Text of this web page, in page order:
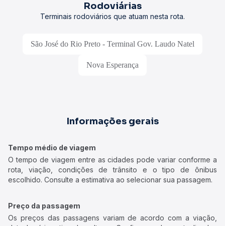
Rodoviárias
Terminais rodoviários que atuam nesta rota.
São José do Rio Preto - Terminal Gov. Laudo Natel
Nova Esperança
Informações gerais
Tempo médio de viagem
O tempo de viagem entre as cidades pode variar conforme a
rota, viação, condições de trânsito e o tipo de ônibus
escolhido. Consulte a estimativa ao selecionar sua passagem.
Preço da passagem
Os preços das passagens variam de acordo com a viação,